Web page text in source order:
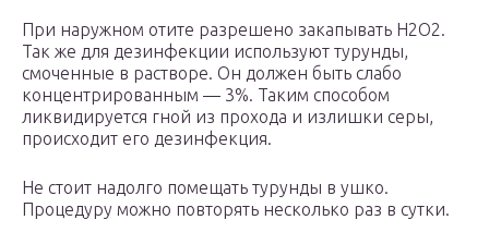
При наружном отите разрешено закапывать Н2О2.
Так же для дезинфекции используют турунды,
смоченные в растворе. Он должен быть слабо
концентрированным — 3%. Таким способом
ликвидируется гной из прохода и излишки серы,
происходит его дезинфекция.
Не стоит надолго помещать турунды в ушко.
Процедуру можно повторять несколько раз в сутки.